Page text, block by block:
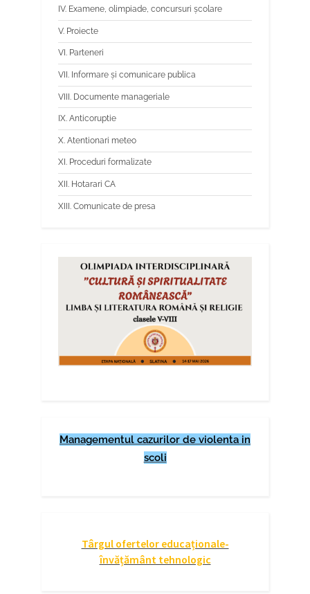
IV. Examene, olimpiade, concursuri școlare
V. Proiecte
VI. Parteneri
VII. Informare și comunicare publica
VIII. Documente manageriale
IX. Anticoruptie
X. Atentionari meteo
XI. Proceduri formalizate
XII. Hotarari CA
XIII. Comunicate de presa
Managementul cazurilor de violenta in
scoli
Târgul ofertelor educaționale-
învățământ tehnologic